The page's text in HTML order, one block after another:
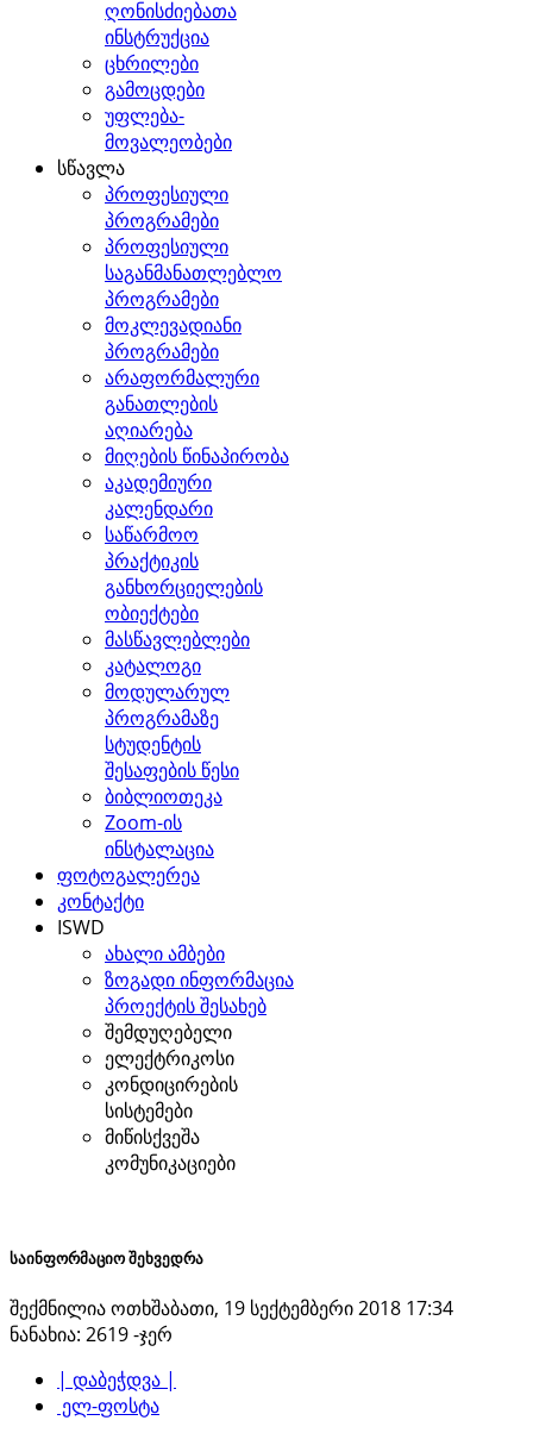
ღონისძიებათა
ინსტრუქცია
ცხრილები
გამოცდები
უფლება-
მოვალეობები
სწავლა
პროფესიული
პროგრამები
პროფესიული
საგანმანათლებლო
პროგრამები
მოკლევადიანი
პროგრამები
არაფორმალური
განათლების
აღიარება
მიღების წინაპირობა
აკადემიური
კალენდარი
საწარმოო
პრაქტიკის
განხორციელების
ობიექტები
მასწავლებლები
კატალოგი
მოდულარულ
პროგრამაზე
სტუდენტის
შესაფების წესი
ბიბლიოთეკა
Zoom-ის
ინსტალაცია
ფოტოგალერეა
კონტაქტი
ISWD
ახალი ამბები
ზოგადი ინფორმაცია
პროექტის შესახებ
შემდუღებელი
ელექტრიკოსი
კონდიცირების
სისტემები
მიწისქვეშა
კომუნიკაციები
საინფორმაციო შეხვედრა
შექმნილია ოთხშაბათი, 19 სექტემბერი 2018 17:34
ნანახია: 2619 -ჯერ
| დაბეჭდვა |
ელ-ფოსტა